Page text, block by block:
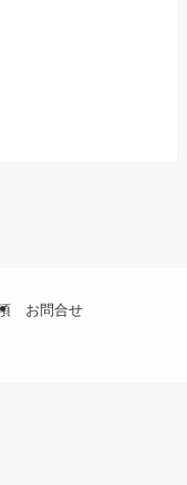
お問合せ